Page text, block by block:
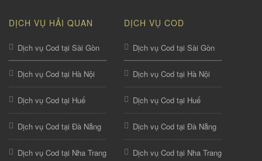
DỊCH VỤ HẢI QUAN
Dịch vụ Cod tại Sài Gòn
Dịch vụ Cod tại Hà Nội
Dịch vụ Cod tại Huế
Dịch vụ Cod tại Đà Nẵng
Dịch vụ Cod tại Nha Trang
DỊCH VỤ COD
Dịch vụ Cod tại Sài Gòn
Dịch vụ Cod tại Hà Nội
Dịch vụ Cod tại Huế
Dịch vụ Cod tại Đà Nẵng
Dịch vụ Cod tại Nha Trang